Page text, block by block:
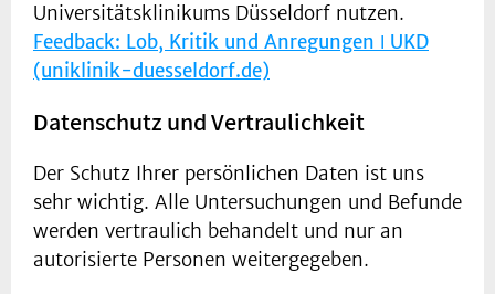
Universitätsklinikums Düsseldorf nutzen.
Feedback: Lob, Kritik und Anregungen ǀ UKD
(uniklinik-duesseldorf.de)
Datenschutz und Vertraulichkeit
Der Schutz Ihrer persönlichen Daten ist uns
sehr wichtig. Alle Untersuchungen und Befunde
werden vertraulich behandelt und nur an
autorisierte Personen weitergegeben.